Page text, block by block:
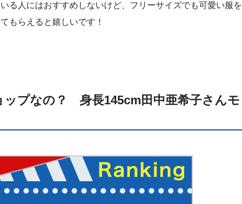
る人にはおすすめしないけど、フリーサイズでも可愛い服を
もらえると嬉しいです！
ップなの？ 身長145cm田中亜希子さんモ